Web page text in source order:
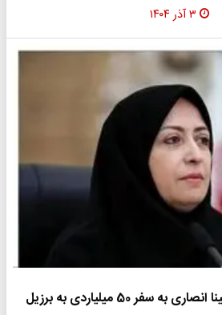
۳ آذر ۱۴۰۴
50 میلیاردی به برزیل